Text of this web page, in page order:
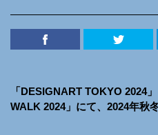
「DESIGNART TOKYO 2024
WALK 2024」にて、2024年秋